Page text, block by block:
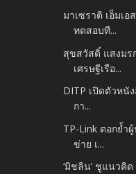
มาเซราติ เอ็มเ
ทดสอบที...
สุขสวัสดิ์ แสงมร
เศรษฐีเรือ...
DITP เปิดตัวหนั
กา...
TP-Link ตอกย้ำ
ข่าย เ...
‘มิชลิน’ ชูแนวคิด